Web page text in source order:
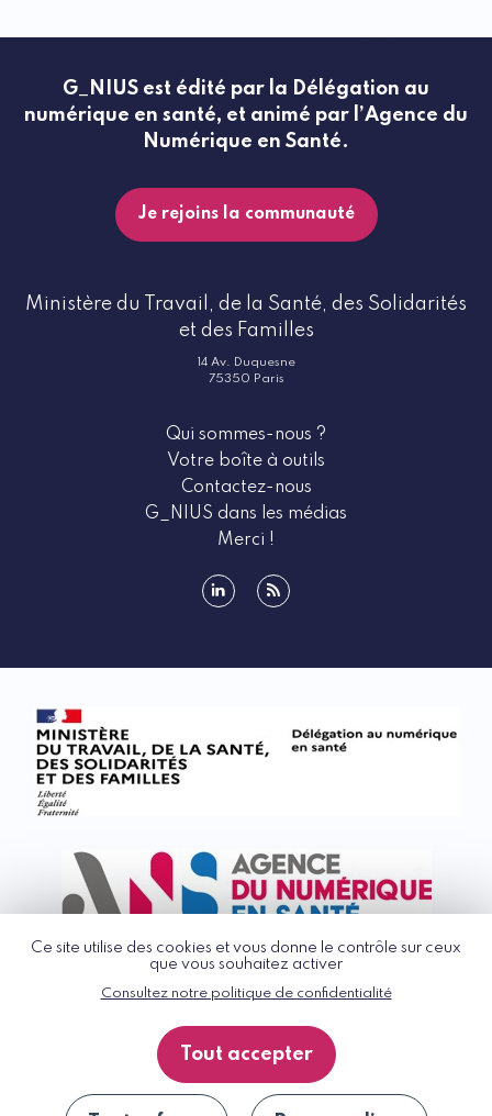
Ce site utilise des cookies et vous donne le contrôle sur ceux
que vous souhaitez activer
Consultez notre politique de confidentialité
Tout accepter
G_NIUS est édité par la Délégation au
numérique en santé, et animé par l’Agence du
Numérique en Santé.
Je rejoins la communauté
Ministère du Travail, de la Santé, des Solidarités
et des Familles
14 Av. Duquesne
75350 Paris
Qui sommes-nous ?
Votre boîte à outils
Contactez-nous
G_NIUS dans les médias
Merci !
© G_NIUS 2026
Politique de confidentialité
Accessibilité : partiellement conforme
Plan du site